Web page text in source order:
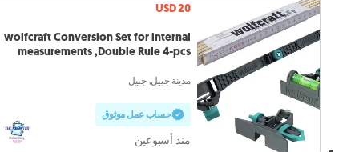
USD 20
wolfcraft Conversion Set for internal
measurements ,Double Rule 4-pcs
مدينة جبيل, جبيل
حساب عمل موثوق
منذ أسبوعين